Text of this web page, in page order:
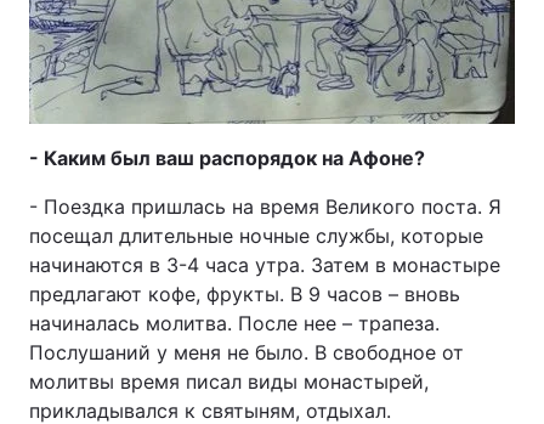
- Каким был ваш распорядок на Афоне?
- Поездка пришлась на время Великого поста. Я
посещал длительные ночные службы, которые
начинаются в 3-4 часа утра. Затем в монастыре
предлагают кофе, фрукты. В 9 часов – вновь
начиналась молитва. После нее – трапеза.
Послушаний у меня не было. В свободное от
молитвы время писал виды монастырей,
прикладывался к святыням, отдыхал.